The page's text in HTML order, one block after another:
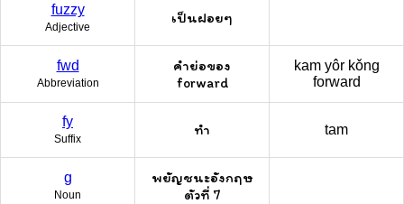
fuzzy
Adjective
เป็นฝอยๆ
fwd
Abbreviation
คำย่อของ
forward
kam yôr kǒng
forward
fy
Suffix
ทำ tam
g
Noun
พยัญชนะอังกฤษ
ตัวที่ 7